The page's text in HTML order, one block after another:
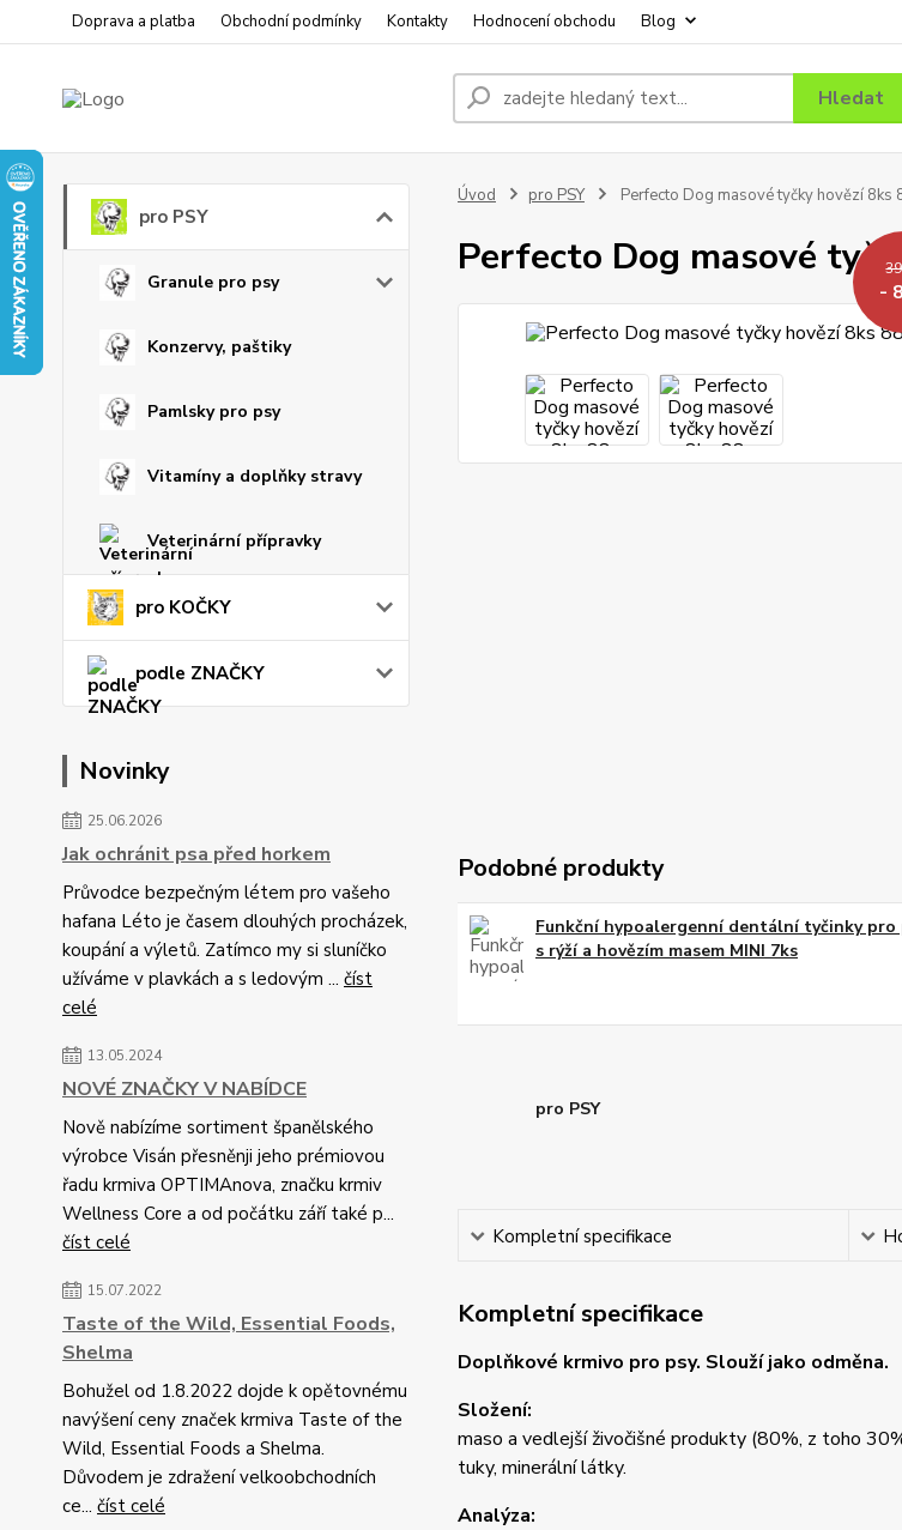
Doprava a platba Obchodní podmínky Kontakty Hodnocení obchodu Blog
Hledat
pro PSY
Granule pro psy
Konzervy, paštiky
Pamlsky pro psy
Vitamíny a doplňky stravy
Veterinární přípravky
pro KOČKY
podle ZNAČKY
Novinky
25.06.2026
Jak ochránit psa před horkem
Průvodce bezpečným létem pro vašeho
hafana Léto je časem dlouhých procházek,
koupání a výletů. Zatímco my si sluníčko
užíváme v plavkách a s ledovým ... číst
celé
13.05.2024
NOVÉ ZNAČKY V NABÍDCE
Nově nabízíme sortiment španělského
výrobce Visán přesněnji jeho prémiovou
řadu krmiva OPTIMAnova, značku krmiv
Wellness Core a od počátku září také p...
číst celé
15.07.2022
Taste of the Wild, Essential Foods,
Shelma
Bohužel od 1.8.2022 dojde k opětovnému
navýšení ceny značek krmiva Taste of the
Wild, Essential Foods a Shelma.
Důvodem je zdražení velkoobchodních
ce... číst celé
Úvod pro PSY Perfecto Dog masové tyčky hovězí 8ks
Perfecto Dog masové
-
Podobné produkty
Funkční hypoalergenní dentální tyčinky pro
s rýží a hovězím masem MINI 7ks
pro PSY
Kompletní specifikace
Kompletní specifikace
Doplňkové krmivo pro psy. Slouží jako odměna.
Složení:
maso a vedlejší živočišné produkty (80%, z toho
tuky, minerální látky.
Analýza: